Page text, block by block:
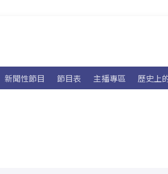
新聞性節目 節目表 主播專區 歷史上